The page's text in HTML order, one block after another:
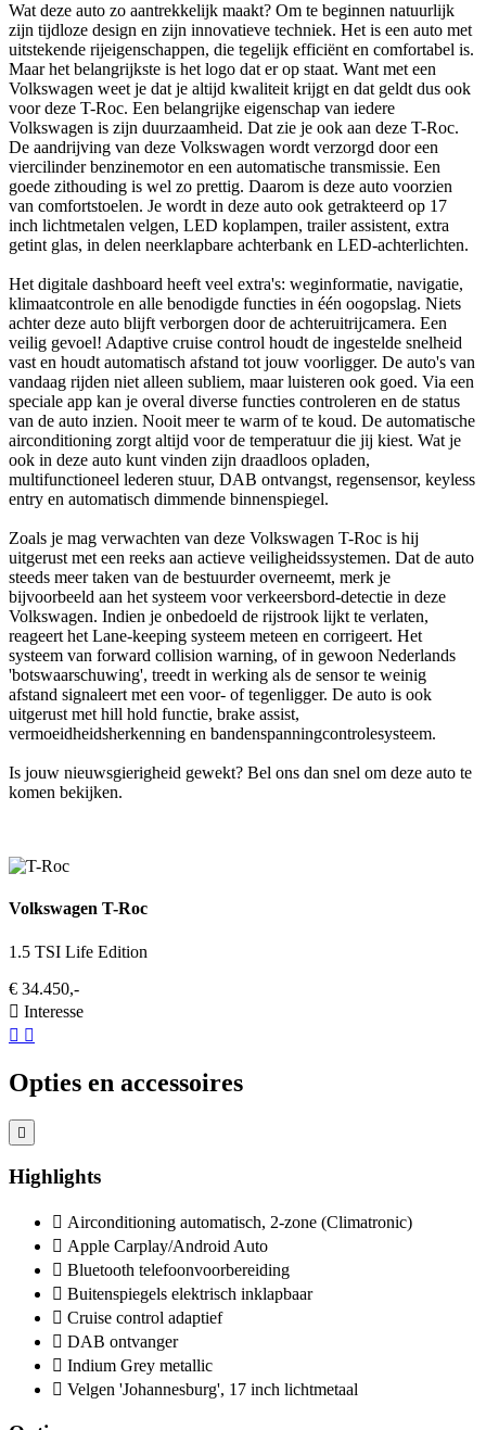
Wat deze auto zo aantrekkelijk maakt? Om te beginnen natuurlijk
zijn tijdloze design en zijn innovatieve techniek. Het is een auto met
uitstekende rijeigenschappen, die tegelijk efficiënt en comfortabel is.
Maar het belangrijkste is het logo dat er op staat. Want met een
Volkswagen weet je dat je altijd kwaliteit krijgt en dat geldt dus ook
voor deze T-Roc. Een belangrijke eigenschap van iedere
Volkswagen is zijn duurzaamheid. Dat zie je ook aan deze T-Roc.
De aandrijving van deze Volkswagen wordt verzorgd door een
viercilinder benzinemotor en een automatische transmissie. Een
goede zithouding is wel zo prettig. Daarom is deze auto voorzien
van comfortstoelen. Je wordt in deze auto ook getrakteerd op 17
inch lichtmetalen velgen, LED koplampen, trailer assistent, extra
getint glas, in delen neerklapbare achterbank en LED-achterlichten.
Het digitale dashboard heeft veel extra's: weginformatie, navigatie,
klimaatcontrole en alle benodigde functies in één oogopslag. Niets
achter deze auto blijft verborgen door de achteruitrijcamera. Een
veilig gevoel! Adaptive cruise control houdt de ingestelde snelheid
vast en houdt automatisch afstand tot jouw voorligger. De auto's van
vandaag rijden niet alleen subliem, maar luisteren ook goed. Via een
speciale app kan je overal diverse functies controleren en de status
van de auto inzien. Nooit meer te warm of te koud. De automatische
airconditioning zorgt altijd voor de temperatuur die jij kiest. Wat je
ook in deze auto kunt vinden zijn draadloos opladen,
multifunctioneel lederen stuur, DAB ontvangst, regensensor, keyless
entry en automatisch dimmende binnenspiegel.
Zoals je mag verwachten van deze Volkswagen T-Roc is hij
uitgerust met een reeks aan actieve veiligheidssystemen. Dat de auto
steeds meer taken van de bestuurder overneemt, merk je
bijvoorbeeld aan het systeem voor verkeersbord-detectie in deze
Volkswagen. Indien je onbedoeld de rijstrook lijkt te verlaten,
reageert het Lane-keeping systeem meteen en corrigeert. Het
systeem van forward collision warning, of in gewoon Nederlands
'botswaarschuwing', treedt in werking als de sensor te weinig
afstand signaleert met een voor- of tegenligger. De auto is ook
uitgerust met hill hold functie, brake assist,
vermoeidheidsherkenning en bandenspanningcontrolesysteem.
Is jouw nieuwsgierigheid gewekt? Bel ons dan snel om deze auto te
komen bekijken.
Volkswagen T-Roc
1.5 TSI Life Edition
€ 34.450,-
Interesse
Opties en accessoires
Highlights
Airconditioning automatisch, 2-zone (Climatronic)
Apple Carplay/Android Auto
Bluetooth telefoonvoorbereiding
Buitenspiegels elektrisch inklapbaar
Cruise control adaptief
DAB ontvanger
Indium Grey metallic
Velgen 'Johannesburg', 17 inch lichtmetaal